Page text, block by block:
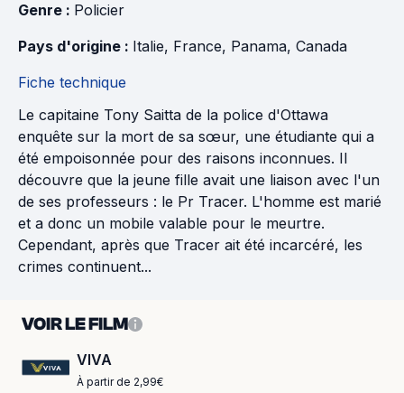
Genre : Policier
Pays d'origine : Italie, France, Panama, Canada
Fiche technique
Le capitaine Tony Saitta de la police d'Ottawa
enquête sur la mort de sa sœur, une étudiante qui a
été empoisonnée pour des raisons inconnues. Il
découvre que la jeune fille avait une liaison avec l'un
de ses professeurs : le Pr Tracer. L'homme est marié
et a donc un mobile valable pour le meurtre.
Cependant, après que Tracer ait été incarcéré, les
crimes continuent...
VOIR LE FILM
VIVA
À partir de 2,99€